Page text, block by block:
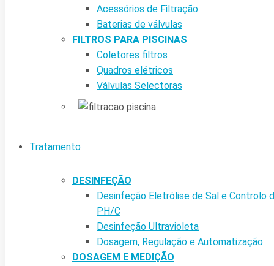
Acessórios de Filtração
Baterias de válvulas
FILTROS PARA PISCINAS
Coletores filtros
Quadros elétricos
Válvulas Selectoras
Tratamento
DESINFEÇÃO
Desinfeção Eletrólise de Sal e Controlo
PH/C
Desinfeção Ultravioleta
Dosagem, Regulação e Automatização
DOSAGEM E MEDIÇÃO